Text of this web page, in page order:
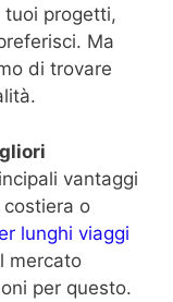
tuoi progetti,
Ma
di trovare
vantaggi
o
lunghi viaggi
mercato
per questo.